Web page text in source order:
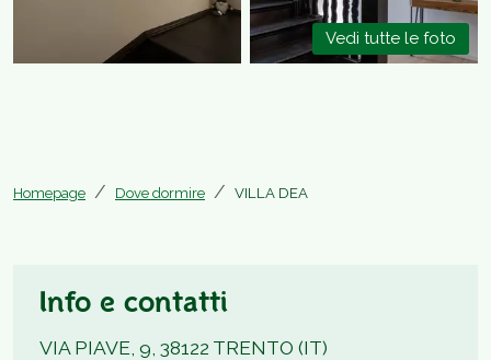
Vedi tutte le foto
Homepage Dove dormire VILLA DEA
Info e contatti
VIA PIAVE, 9, 38122 TRENTO (IT)